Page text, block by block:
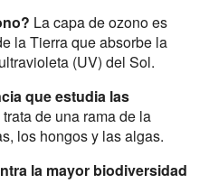
La capa de ozono es
la Tierra que absorbe la
(UV) del Sol.
que estudia las
de una rama de la
los hongos y las algas.
la mayor biodiversidad